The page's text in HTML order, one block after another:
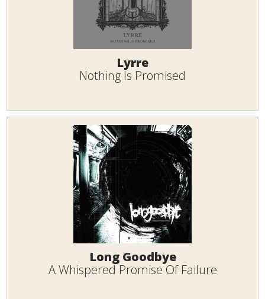
Lyrre
Nothing Is Promised
Long Goodbye
A Whispered Promise Of Failure